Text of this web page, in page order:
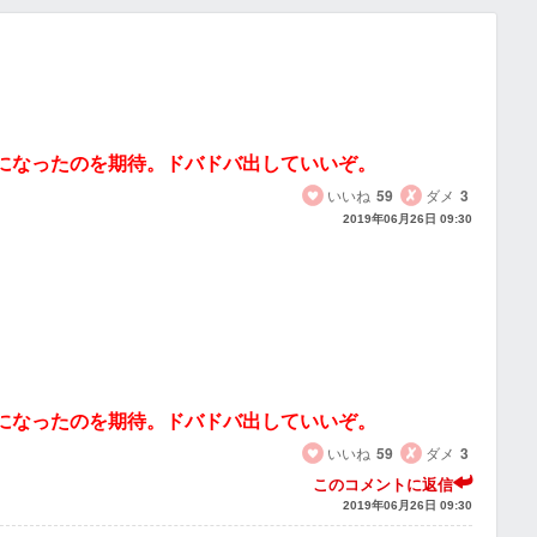
ったのを期待。ドバドバ出していいぞ。
いいね 59 ダメ 3
2019年06月26日 09:30
ったのを期待。ドバドバ出していいぞ。
いいね 59 ダメ 3
このコメントに返信
2019年06月26日 09:30